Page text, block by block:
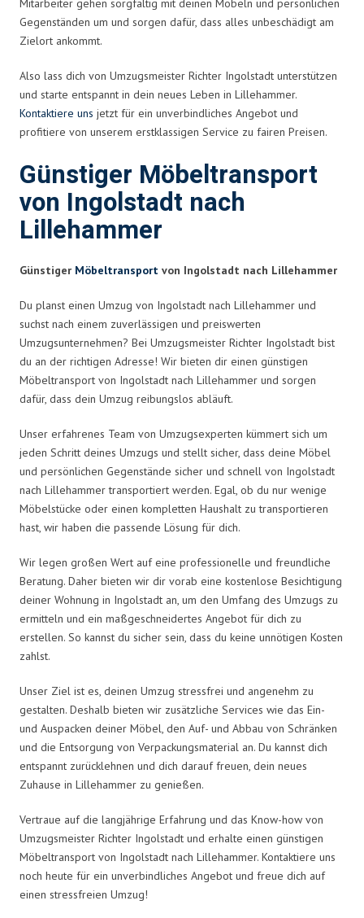
Mitarbeiter gehen sorgfältig mit deinen Möbeln und persönlichen
Gegenständen um und sorgen dafür, dass alles unbeschädigt am
Zielort ankommt.
Also lass dich von Umzugsmeister Richter Ingolstadt unterstützen
und starte entspannt in dein neues Leben in Lillehammer.
Kontaktiere uns jetzt für ein unverbindliches Angebot und
profitiere von unserem erstklassigen Service zu fairen Preisen.
Günstiger Möbeltransport
von Ingolstadt nach
Lillehammer
Günstiger Möbeltransport von Ingolstadt nach Lillehammer
Du planst einen Umzug von Ingolstadt nach Lillehammer und
suchst nach einem zuverlässigen und preiswerten
Umzugsunternehmen? Bei Umzugsmeister Richter Ingolstadt bist
du an der richtigen Adresse! Wir bieten dir einen günstigen
Möbeltransport von Ingolstadt nach Lillehammer und sorgen
dafür, dass dein Umzug reibungslos abläuft.
Unser erfahrenes Team von Umzugsexperten kümmert sich um
jeden Schritt deines Umzugs und stellt sicher, dass deine Möbel
und persönlichen Gegenstände sicher und schnell von Ingolstadt
nach Lillehammer transportiert werden. Egal, ob du nur wenige
Möbelstücke oder einen kompletten Haushalt zu transportieren
hast, wir haben die passende Lösung für dich.
Wir legen großen Wert auf eine professionelle und freundliche
Beratung. Daher bieten wir dir vorab eine kostenlose Besichtigung
deiner Wohnung in Ingolstadt an, um den Umfang des Umzugs zu
ermitteln und ein maßgeschneidertes Angebot für dich zu
erstellen. So kannst du sicher sein, dass du keine unnötigen Kosten
zahlst.
Unser Ziel ist es, deinen Umzug stressfrei und angenehm zu
gestalten. Deshalb bieten wir zusätzliche Services wie das Ein-
und Auspacken deiner Möbel, den Auf- und Abbau von Schränken
und die Entsorgung von Verpackungsmaterial an. Du kannst dich
entspannt zurücklehnen und dich darauf freuen, dein neues
Zuhause in Lillehammer zu genießen.
Vertraue auf die langjährige Erfahrung und das Know-how von
Umzugsmeister Richter Ingolstadt und erhalte einen günstigen
Möbeltransport von Ingolstadt nach Lillehammer. Kontaktiere uns
noch heute für ein unverbindliches Angebot und freue dich auf
einen stressfreien Umzug!